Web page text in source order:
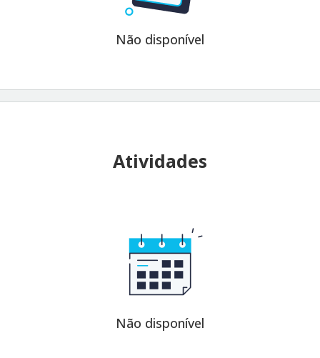
Não disponível
Atividades
Não disponível